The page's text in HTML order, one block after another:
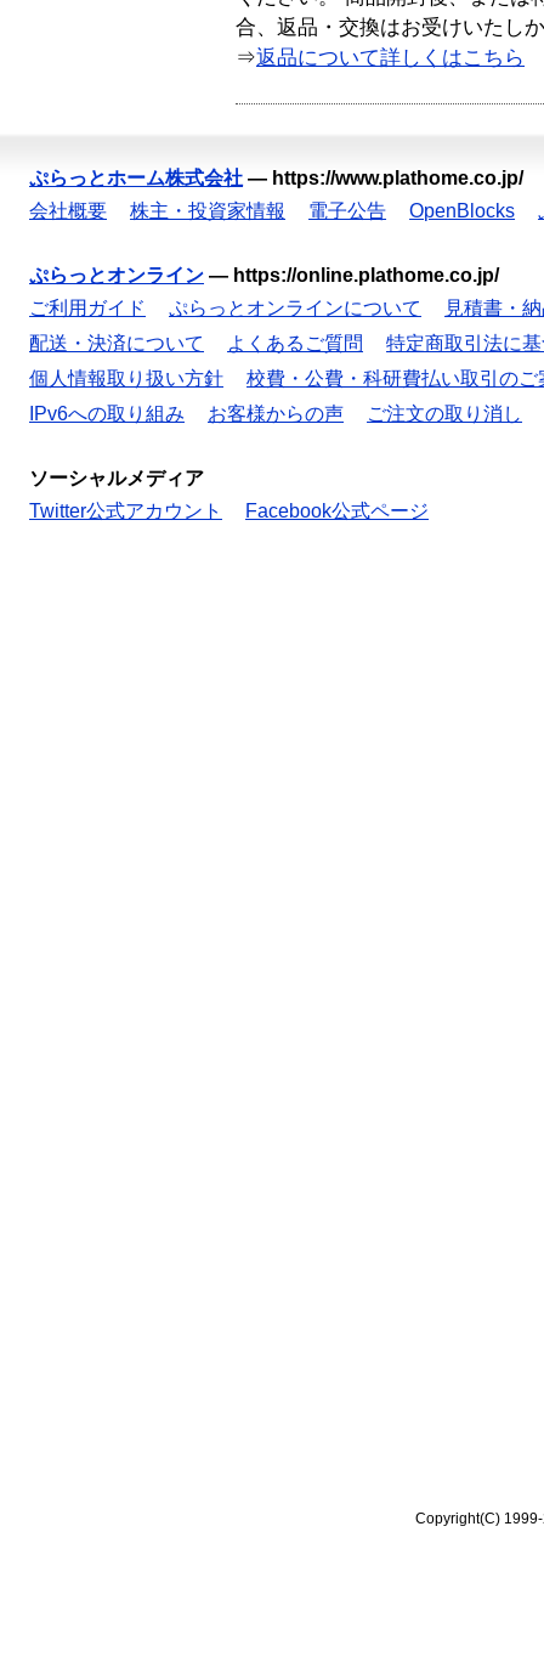
合、返品・交換はお受けいたし
⇒返品について詳しくはこちら
ぷらっとホーム株式会社 — https://www.plathome.co.jp/
会社概要
株主・投資家情報 電子公告 OpenBlocks
ぷらっとオンライン — https://online.plathome.co.jp/
ご利用ガイド
ぷらっとオンラインについて
見積書・
配送・決済について
よくあるご質問
特定商取引法に
個人情報取り扱い方針
校費・公費・科研費払い取引のご
IPv6への取り組み
お客様からの声 ご注文の取り消し
ソーシャルメディア
Twitter公式アカウント
Facebook公式ページ
Copyright(C)